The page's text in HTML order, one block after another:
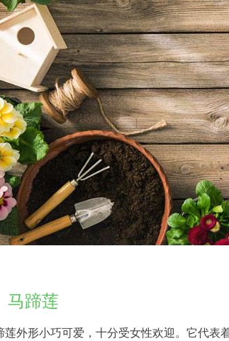
马蹄莲
莲外形小巧可爱，十分受女性欢迎。它代表